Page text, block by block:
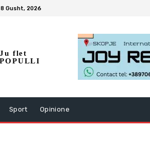
Gusht, 2026
Ju flet
POPULLI
Sport Opinione